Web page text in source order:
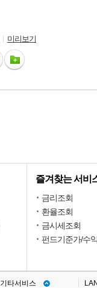
미리보기
즐겨찾는 서비
금리조회
환율조회
금시세조회
펀드기준가/수
기타서비스